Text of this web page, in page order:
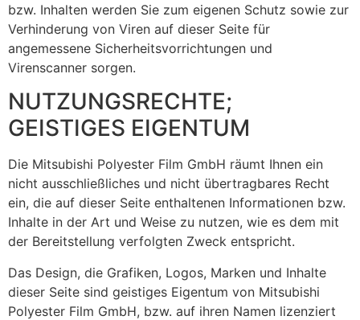
bzw. Inhalten werden Sie zum eigenen Schutz sowie zur
Verhinderung von Viren auf dieser Seite für
angemessene Sicherheitsvorrichtungen und
Virenscanner sorgen.
NUTZUNGSRECHTE;
GEISTIGES EIGENTUM
Die Mitsubishi Polyester Film GmbH räumt Ihnen ein
nicht ausschließliches und nicht übertragbares Recht
ein, die auf dieser Seite enthaltenen Informationen bzw.
Inhalte in der Art und Weise zu nutzen, wie es dem mit
der Bereitstellung verfolgten Zweck entspricht.
Das Design, die Grafiken, Logos, Marken und Inhalte
dieser Seite sind geistiges Eigentum von Mitsubishi
Polyester Film GmbH, bzw. auf ihren Namen lizenziert